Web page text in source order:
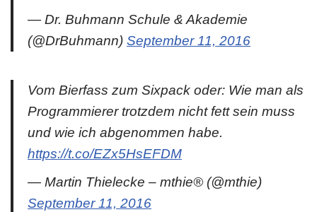
— Dr. Buhmann Schule & Akademie
(@DrBuhmann) September 11, 2016
Vom Bierfass zum Sixpack oder: Wie man als
Programmierer trotzdem nicht fett sein muss
und wie ich abgenommen habe.
https://t.co/EZx5HsEFDM
— Martin Thielecke – mthie® (@mthie)
September 11, 2016